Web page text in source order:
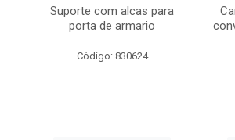
Suporte com alcas para
porta de armario
Código: 830624